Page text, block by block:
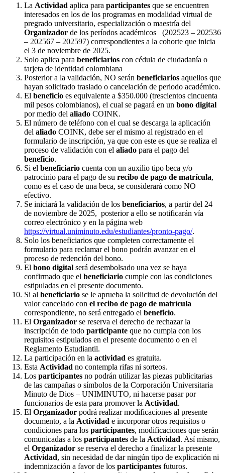
La Actividad aplica para participantes que se encuentren
interesados en los de los programas en modalidad virtual de
pregrado universitario, especialización o maestría del
Organizador de los períodos académicos (202523 – 202536
– 202567 – 202597) correspondientes a la cohorte que inicia
el 3 de noviembre de 2025.
Solo aplica para beneficiarios con cédula de ciudadanía o
tarjeta de identidad colombiana
Posterior a la validación, NO serán beneficiarios aquellos que
hayan solicitado traslado o cancelación de periodo académico.
El beneficio es equivalente a $350.000 (trescientos cincuenta
mil pesos colombianos), el cual se pagará en un bono digital
por medio del aliado COINK.
El número de teléfono con el cual se descarga la aplicación
del aliado COINK, debe ser el mismo al registrado en el
formulario de inscripción, ya que con este es que se realiza el
proceso de validación con el aliado para el pago del
beneficio.
Si el beneficiario cuenta con un auxilio tipo beca y/o
patrocinio para el pago de su recibo de pago de matrícula,
como es el caso de una beca, se considerará como NO
efectivo.
Se iniciará la validación de los beneficiarios, a partir del 24
de noviembre de 2025, posterior a ello se notificarán vía
correo electrónico y en la página web
https://virtual.uniminuto.edu/estudiantes/pronto-pago/.
Solo los beneficiarios que completen correctamente el
formulario para reclamar el bono podrán avanzar en el
proceso de redención del bono.
El bono digital será desembolsado una vez se haya
confirmado que el beneficiario cumple con las condiciones
estipuladas en el presente documento.
Si al beneficiario se le aprueba la solicitud de devolución del
valor cancelado con el recibo de pago de matrícula
correspondiente, no será entregado el beneficio.
El Organizador se reserva el derecho de rechazar la
inscripción de todo participante que no cumpla con los
requisitos estipulados en el presente documento o en el
Reglamento Estudiantil.
La participación en la actividad es gratuita.
Esta Actividad no contempla rifas ni sorteos.
Los participantes no podrán utilizar las piezas publicitarias
de las campañas o símbolos de la Corporación Universitaria
Minuto de Dios – UNIMINUTO, ni hacerse pasar por
funcionarios de esta para promover la Actividad.
El Organizador podrá realizar modificaciones al presente
documento, a la Actividad e incorporar otros requisitos o
condiciones para los participantes, modificaciones que serán
comunicadas a los participantes de la Actividad. Así mismo,
el Organizador se reserva el derecho a finalizar la presente
Actividad, sin necesidad de dar ningún tipo de explicación ni
indemnización a favor de los participantes futuros.